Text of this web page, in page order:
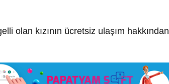
olan kızının ücretsiz ulaşım hakkından